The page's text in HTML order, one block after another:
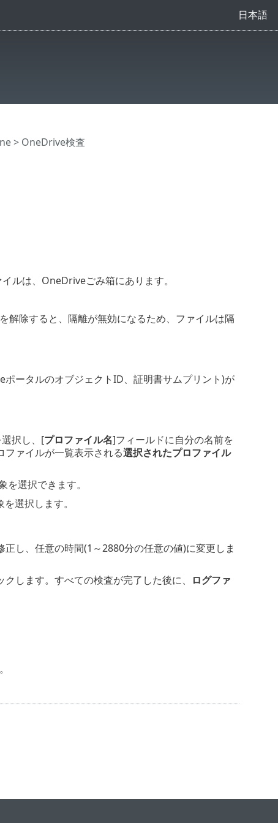
日本語
> OneDrive検査
ルは、OneDriveごみ箱にあります。
解除すると、隔離が無効になるため、ファイルは隔
ータルのオブジェクトID、証明書サムプリント)が
択し、[プロファイル名]フィールドに自分の名前を
ァイルが一覧表示される選択されたプロファイル
選択できます。
選択します。
正し、任意の時間(1～2880分の任意の値)に変更しま
クします。すべての検査が完了した後に、
ログファ